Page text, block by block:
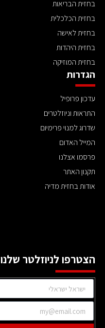
בחזית הבריאות
בחזית הכלכלית
בחזית לאישה
בחזית היהדות
בחזית המוזיקה
הגדרות
עדכון פרופיל
התראות וניוזלטרים
שדרוג למנוי פרימיום
המייל האדום
פרסמו אצלנו
תקנון האתר
אודות בחזית מדיה
הצטרפו לניוזלטר שלנו